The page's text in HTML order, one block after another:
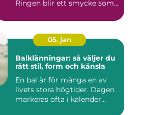
Ringen blir ett smycke som
05. jan
Balklänningar: så väljer du
rätt stil, form och känsla
En bal är för många en av
livets stora högtider. Dagen
markeras ofta i kalender...